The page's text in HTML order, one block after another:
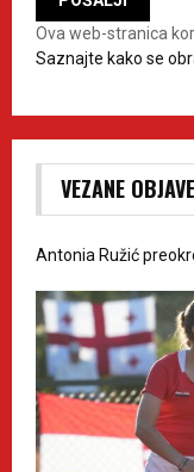
Ova web-stranica
Saznajte kako se
VEZANE OBJAVE
Antonia Ružić